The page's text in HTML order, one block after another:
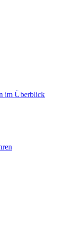
im Überblick